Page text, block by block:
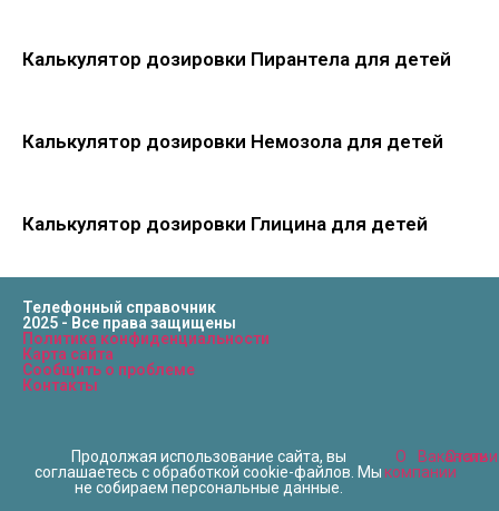
Калькулятор дозировки Пирантела для детей
Калькулятор дозировки Немозола для детей
Калькулятор дозировки Глицина для детей
Телефонный справочник
2025 - Все права защищены
Политика конфиденциальности
Карта сайта
Сообщить о проблеме
Контакты
Продолжая использование сайта, вы
соглашаетесь с обработкой cookie-файлов. Мы
не собираем персональные данные.
О
компании
Вакансии
Статьи